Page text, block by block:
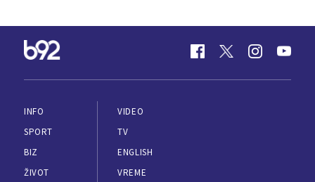
INFO
SPORT
BIZ
ŽIVOT
VIDEO
TV
ENGLISH
VREME